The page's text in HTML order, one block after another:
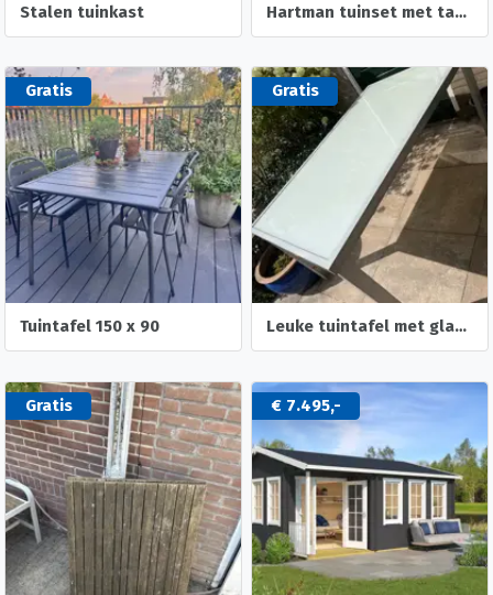
Stalen tuinkast Hartman tuinset met tafel en 4 stoelen
Gratis
Tuintafel 150 x 90
Gratis
Leuke tuintafel met glasplaat
Gratis € 7.495,-